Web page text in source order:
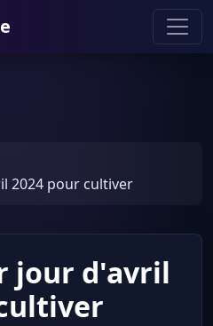
2024 pour cultiver
jour d'avril